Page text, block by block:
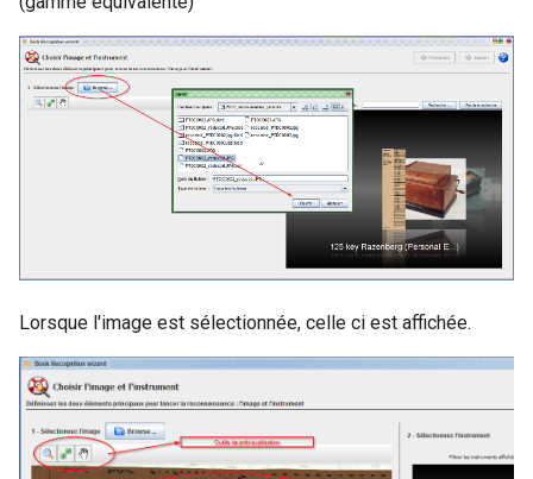
Lorsque l'image est sélectionnée, celle ci est affichée.